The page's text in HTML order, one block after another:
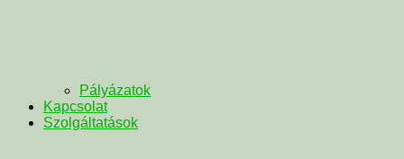
Pályázatok
Kapcsolat
Szolgáltatások